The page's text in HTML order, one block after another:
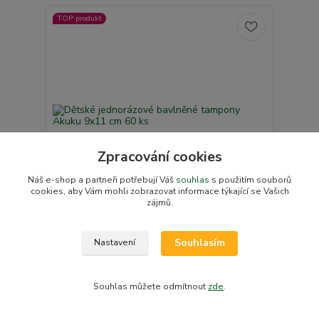
TOP produkt
79 Kč
- 14 %
Dětské jednorázové bavlněné tampony Akuku
9x11 cm 60 ks
68 Kč
Přidat do košíku
Zpracování cookies
Náš e-shop a partneři potřebují Váš souhlas s použitím souborů
cookies, aby Vám mohli zobrazovat informace týkající se Vašich
zájmů.
Nastavení Souhlasím
Souhlas můžete odmítnout zde.